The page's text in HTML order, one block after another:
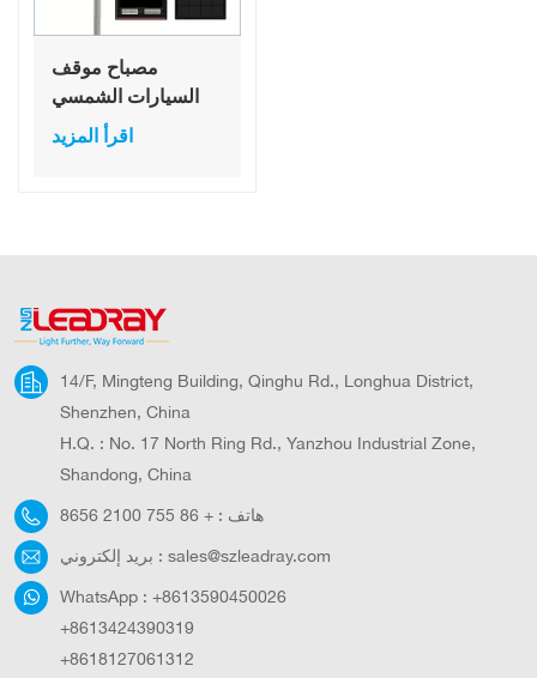
مصباح موقف
السيارات الشمسي
بقوة 40 واط، يعمل
بالطاقة الشمسية، بيع
اقرأ المزيد
14/F, Mingteng Building, Qinghu Rd., Longhua District,
Shenzhen, China
H.Q. : No. 17 North Ring Rd., Yanzhou Industrial Zone,
Shandong, China
هاتف : + 86 755 2100 8656
بريد إلكتروني : sales@szleadray.com
WhatsApp : +8613590450026
+8613424390319
+8618127061312